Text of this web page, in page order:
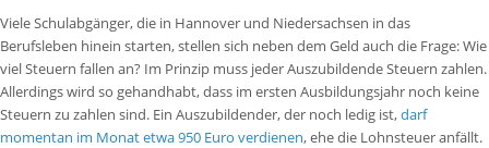
Viele Schulabgänger, die in Hannover und Niedersachsen in das
Berufsleben hinein starten, stellen sich neben dem Geld auch die Frage: Wie
viel Steuern fallen an? Im Prinzip muss jeder Auszubildende Steuern zahlen.
Allerdings wird so gehandhabt, dass im ersten Ausbildungsjahr noch keine
Steuern zu zahlen sind. Ein Auszubildender, der noch ledig ist,darf
momentan im Monat etwa 950 Euro verdienen, ehe die Lohnsteuer anfällt.